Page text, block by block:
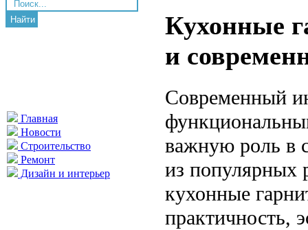
Найти
Главная
Новости
Строительство
Ремонт
Дизайн и интерьер
Кухонные
и
Современный
важную роль в
из популярных
кухонные
практичность,